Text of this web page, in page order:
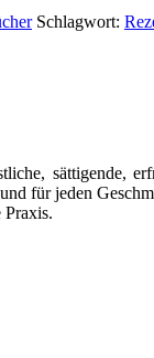
Schlagwort:
sättigende,
für jeden